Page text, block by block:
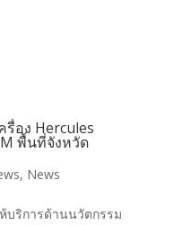
รื่อง Hercules
พื้นที่จังหวัด
, News
บริการด้านนวัตกรรม